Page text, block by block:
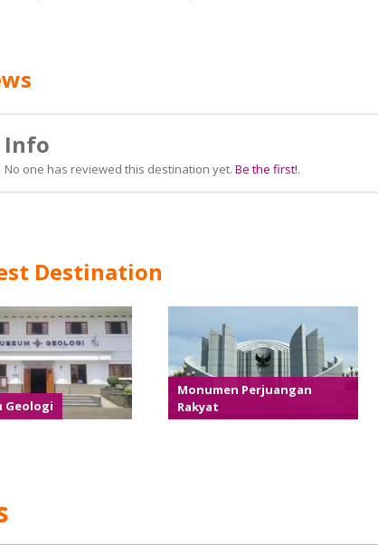
Info
No one has reviewed this destination yet. Be the first!.
Destination
Geologi
Monumen Perjuangan
Rakyat